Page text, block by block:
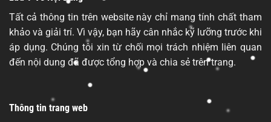
Tất cả thông tin trên website này chỉ mang tính chất tham
khảo và giải trí. Vì vậy, bạn hãy cân nhắc kỹ lưỡng trước khi
áp dụng. Chúng tôi xin từ chối mọi trách nhiệm liên quan
đến nội dung đã được tổng hợp và chia sẻ trên trang.
Thông tin trang web